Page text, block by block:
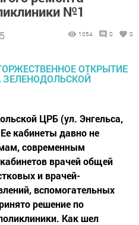
№1
1054 0 0
ЦРБ (ул. Энгельса,
кабинеты давно не
современным
врачей общей
и врачей-
вспомогательных
решение по
Как шел